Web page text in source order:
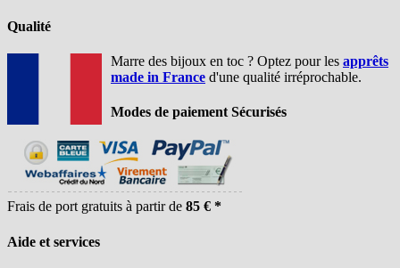
Qualité
Marre des bijoux en toc ? Optez pour les apprêts
made in France d'une qualité irréprochable.
Modes de paiement Sécurisés
Frais de port gratuits à partir de 85 € *
Aide et services